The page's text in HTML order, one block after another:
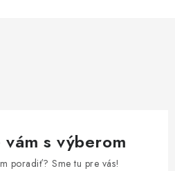
vám s výberom
poradiť? Sme tu pre vás!